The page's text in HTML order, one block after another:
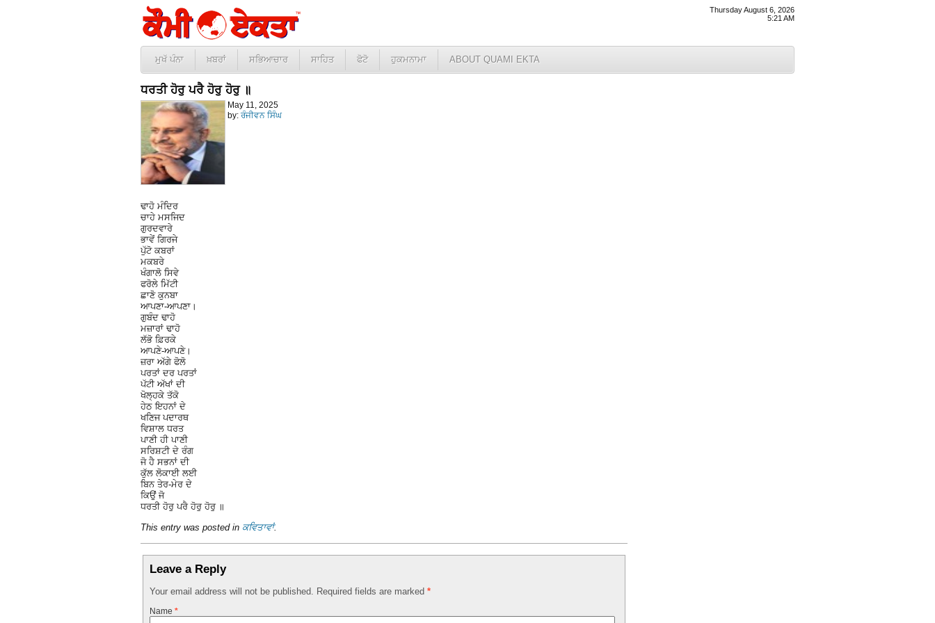
Thursday August 6, 2026
5:21 AM
ਮੁਖੱ ਪੰਨਾ ਖ਼ਬਰਾਂ ਸਭਿਆਚਾਰ ਸਾਹਿਤ ਫੋਟੋ ਹੁਕਮਨਾਮਾ ABOUT QUAMI EKTA
ਧਰਤੀ ਹੋਰੁ ਪਰੈ ਹੋਰੁ ਹੋਰੁ ॥
May 11, 2025
by: ਰੰਜੀਵਨ ਸਿੰਘ
ਢਾਹੋ ਮੰਦਿਰ
ਚਾਹੇ ਮਸਜਿਦ
ਗੁਰਦਵਾਰੇ
ਭਾਵੇਂ ਗਿਰਜੇ
ਪੁੱਟੋ ਕਬਰਾਂ
ਮਕਬਰੇ
ਖੰਗਾਲੋ ਸਿਵੇ
ਫਰੋਲੇ ਮਿੱਟੀ
ਛਾਣੋ ਕੁਨਬਾ
ਆਪਣਾ-ਆਪਣਾ।
ਗੁਬੰਦ ਢਾਹੋ
ਮਜ਼ਾਰਾਂ ਢਾਹੋ
ਲੱਭੋ ਫ਼ਿਰਕੇ
ਆਪਣੇ-ਆਪਣੇ।
ਜ਼ਰਾ ਅੱਗੇ ਫੋਲੋ
ਪਰਤਾਂ ਦਰ ਪਰਤਾਂ
ਪੱਟੀ ਅੱਖਾਂ ਦੀ
ਖੋਲ੍ਹਕੇ ਤੱਕੋ
ਹੇਠ ਇਹਨਾਂ ਦੇ
ਖਣਿਜ ਪਦਾਰਥ
ਵਿਸ਼ਾਲ ਧਰਤ
ਪਾਣੀ ਹੀ ਪਾਣੀ
ਸਰਿਸ਼ਟੀ ਦੇ ਰੰਗ
ਜੋ ਹੈ ਸਭਨਾਂ ਦੀ
ਕੁੱਲ ਲੋਕਾਈ ਲਈ
ਬਿਨ ਤੇਰ-ਮੇਰ ਦੇ
ਕਿਉਂ ਜੋ
ਧਰਤੀ ਹੋਰੁ ਪਰੈ ਹੋਰੁ ਹੋਰੁ ॥
This entry was posted in ਕਵਿਤਾਵਾਂ.
Leave a Reply
Your email address will not be published. Required fields are marked *
Name *